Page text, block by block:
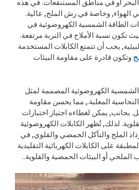
أو في مناطق المستنقعات. في هذه
الهواء, وخاصة في رش الملح, عالية.
الطاقة الشمسية الكهروضوئية في
تكون نسبة الأملاح في التربة مرتفعة.
يجب أن تتمتع الكابلات المستخدمة
وتكون قادرة على مقاومة البيئات
الكهروضوئية المصممة لمثل
المعلبة., مما يحسن مقاومة
بجانب, يمكن لغطاءه اجتياز اختبارات
لذلك, تُظهر الكابلات الكهروضوئية
الملح والتآكل الحمضي والقلوي, في
على الكابلات الكهربائية التقليدية
الملحي أو البيئات الحمضية والقلوية..